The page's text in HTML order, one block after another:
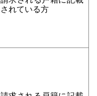
されている方